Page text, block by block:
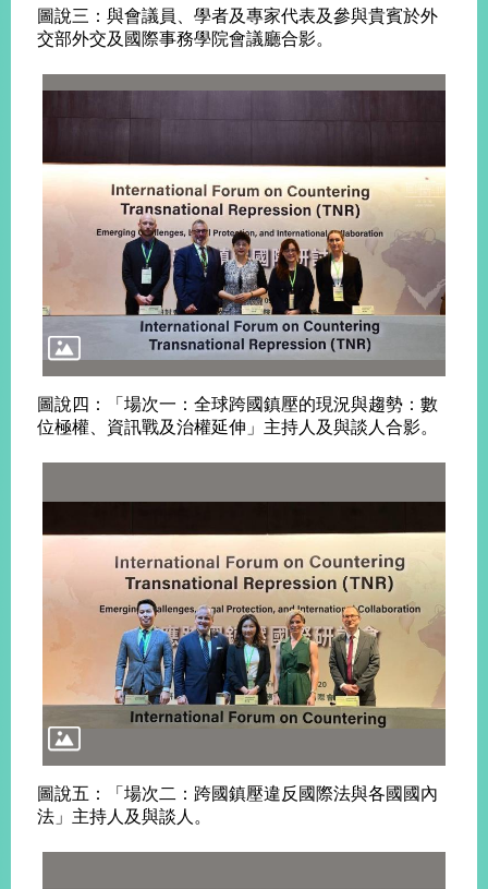
聯
絡
們
圖說三：與會議員、學者及專家代表及參與貴賓於外
交部外交及國際事務學院會議廳合影。
圖說四：「場次一：全球跨國鎮壓的現況與趨勢：數
位極權、資訊戰及治權延伸」主持人及與談人合影。
圖說五：「場次二：跨國鎮壓違反國際法與各國國內
法」主持人及與談人。